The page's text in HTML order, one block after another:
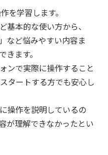
を学習します。
基本的な使い方から、
など悩みやすい内容ま
ます。
ンで実際に操作すること
タートする方でも安心し
操作を説明しているの
が理解できなかったとい